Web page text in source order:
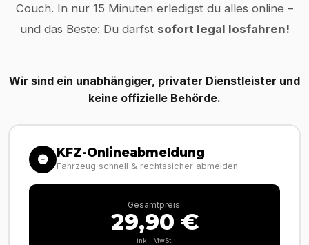
Couch. In nur 15 Minuten erledigst du alles online –
und das Beste: Du darfst sofort legal losfahren!
Wir sind ein unabhängiger, privater Dienstleister und
keine offizielle Behörde.
KFZ-Onlineabmeldung
Fahrzeug schnell & rechtssicher abmelden
Gesamtpreis:
29,90 €
inkl. MwSt.